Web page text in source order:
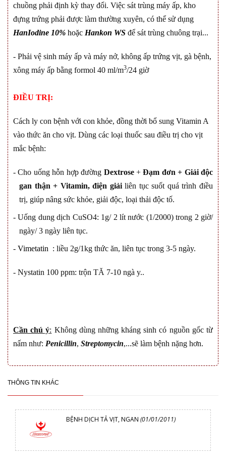
chuồng phải định kỳ thay đổi. Việc sát trùng máy ấp, kho
đựng trứng phải được làm thường xuyên, có thể sử dụng
HanIodine 10% hoặc Hankon WS để sát trùng chuông trại...
- Phải vệ sinh máy ấp và máy nở, không ấp trứng vịt, gà bệnh,
xông máy ấp bằng formol 40 ml/m3/24 giờ
ĐIỀU TRỊ:
Cách ly con bệnh với con khỏe, đồng thời bổ sung Vitamin A
vào thức ăn cho vịt. Dùng các loại thuốc sau điều trị cho vịt
mắc bệnh:
- Cho uống hỗn hợp đường Dextrose+Đạm đơn + Giải độc
gan thận + Vitamin, điện giảiliên tục suốt quá trình điều
trị, giúp nâng sức khỏe, giải độc, loại thải độc tố.
- Uống dung dịch CuSO4: 1g/ 2 lít nước (1/2000) trong 2 giờ/
ngày/ 3 ngày liên tục.
- Vimetatin : liều 2g/1kg thức ăn, liên tục trong 3-5 ngày.
- Nystatin 100 ppm: trộn TĂ 7-10 ngà y..
Cần chú ý: Không dùng những kháng sinh có nguồn gốc từ
nấm như: Penicillin, Streptomycin,...sẽ làm bệnh nặng hơn.
THÔNG TIN KHÁC
BỆNH DỊCH TẢ VỊT, NGAN (01/01/2011)